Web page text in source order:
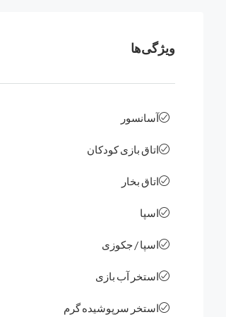
ویژگی‌ها
آسانسور
اتاق بازی کودکان
اتاق بخار
اسپا
اسپا / جکوزی
استخر آب بازی
استخر سرپوشیده گرم